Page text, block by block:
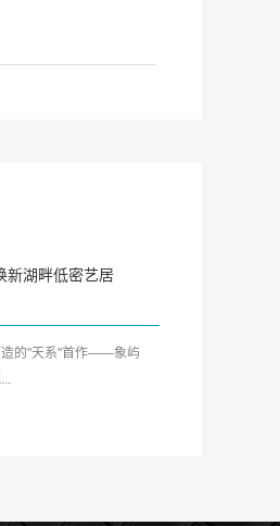
新湖畔低密艺居
造的"天系"首作——象屿